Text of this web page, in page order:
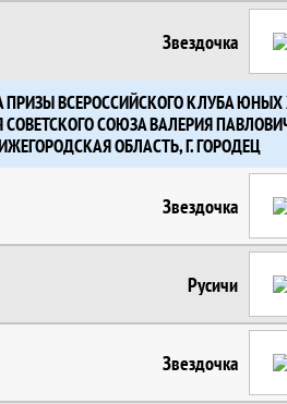
Звездочка
ПРИЗЫ ВСЕРОССИЙСКОГО КЛУБА
СОВЕТСКОГО СОЮЗА ВАЛЕРИЯ
ОБЛАСТЬ, Г. ГОРОДЕЦ
Звездочка
Русичи
Звездочка